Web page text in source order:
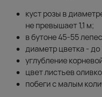
куст розы в
не превышает 1,1 м;
в бутоне 45-55
диаметр цветка - до
углубление
цвет листьев
побеги с малым